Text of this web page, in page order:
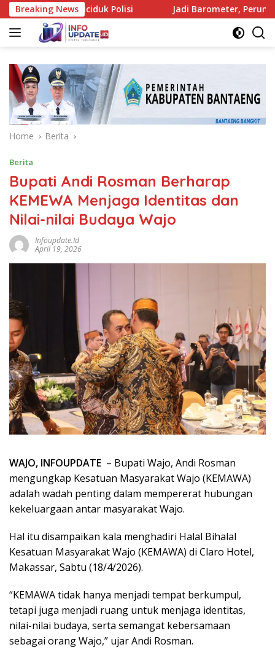
Skip
to
content
Breaking News
Diciduk Polisi Jadi Barometer, Perumda Parkir
Home Berita
Berita
Bupati Andi Rosman Berharap
KEMEWA Menjaga Identitas dan
Nilai-nilai Budaya Wajo
Infoupdate.id
April 19, 2026
WAJO, INFOUPDATE – Bupati Wajo, Andi Rosman
mengungkap Kesatuan Masyarakat Wajo (KEMAWA)
adalah wadah penting dalam mempererat hubungan
kekeluargaan antar masyarakat Wajo.
Hal itu disampaikan kala menghadiri Halal Bihalal
Kesatuan Masyarakat Wajo (KEMAWA) di Claro Hotel,
Makassar, Sabtu (18/4/2026).
“KEMAWA tidak hanya menjadi tempat berkumpul,
tetapi juga menjadi ruang untuk menjaga identitas,
nilai-nilai budaya, serta semangat kebersamaan
sebagai orang Wajo,” ujar Andi Rosman.